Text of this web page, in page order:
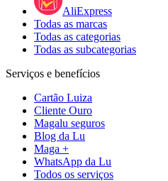
AliExpress
Todas as marcas
Todas as categorias
Todas as subcategorias
Serviços e benefícios
Cartão Luiza
Cliente Ouro
Magalu seguros
Blog da Lu
Maga +
WhatsApp da Lu
Todos os serviços